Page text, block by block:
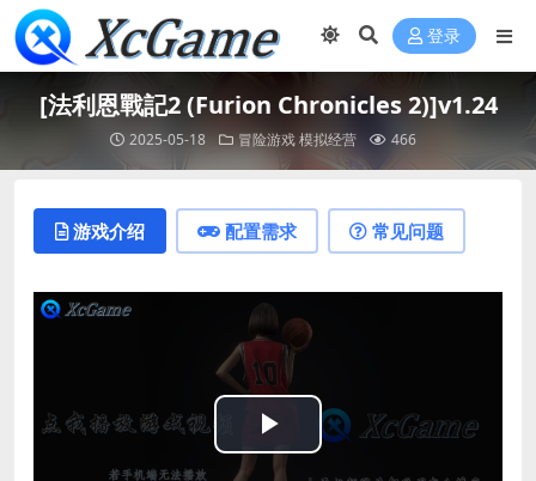
登录
[法利恩戰記2 (Furion Chronicles 2)]v1.24
2025-05-18 冒险游戏模拟经营 466
游戏介绍 配置需求 常见问题
Play